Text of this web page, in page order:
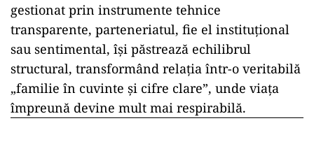
gestionat prin instrumente tehnice
transparente, parteneriatul, fie el instituțional
sau sentimental, își păstrează echilibrul
structural, transformând relația într-o veritabilă
„familie în cuvinte și cifre clare”, unde viața
împreună devine mult mai respirabilă.